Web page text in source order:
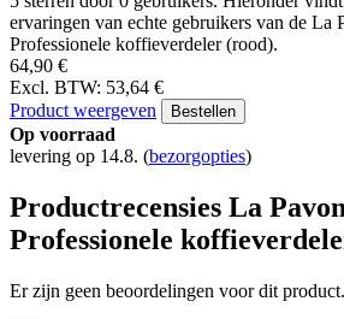
ervaringen van echte gebruikers van de La
Professionele koffieverdeler (rood).
64,90 €
Excl. BTW: 53,64 €
Product weergeven
Bestellen
Op voorraad
levering op 14.8. (bezorgopties)
Productrecensies La
Professionele
Er zijn geen beoordelingen voor dit product.